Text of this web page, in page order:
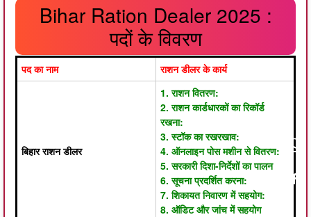
Bihar Ration Dealer 2025 :
पदों के विवरण
पद का नाम राशन डीलर के कार्य
बिहार राशन डीलर
1. राशन वितरण:
2. राशन कार्डधारकों का रिकॉर्ड
रखना:
3. स्टॉक का रखरखाव:
4. ऑनलाइन पोस मशीन से वितरण:
5. सरकारी दिशा-निर्देशों का पालन
6. सूचना प्रदर्शित करना:
7. शिकायत निवारण में सहयोग:
8. ऑडिट और जांच में सहयोग